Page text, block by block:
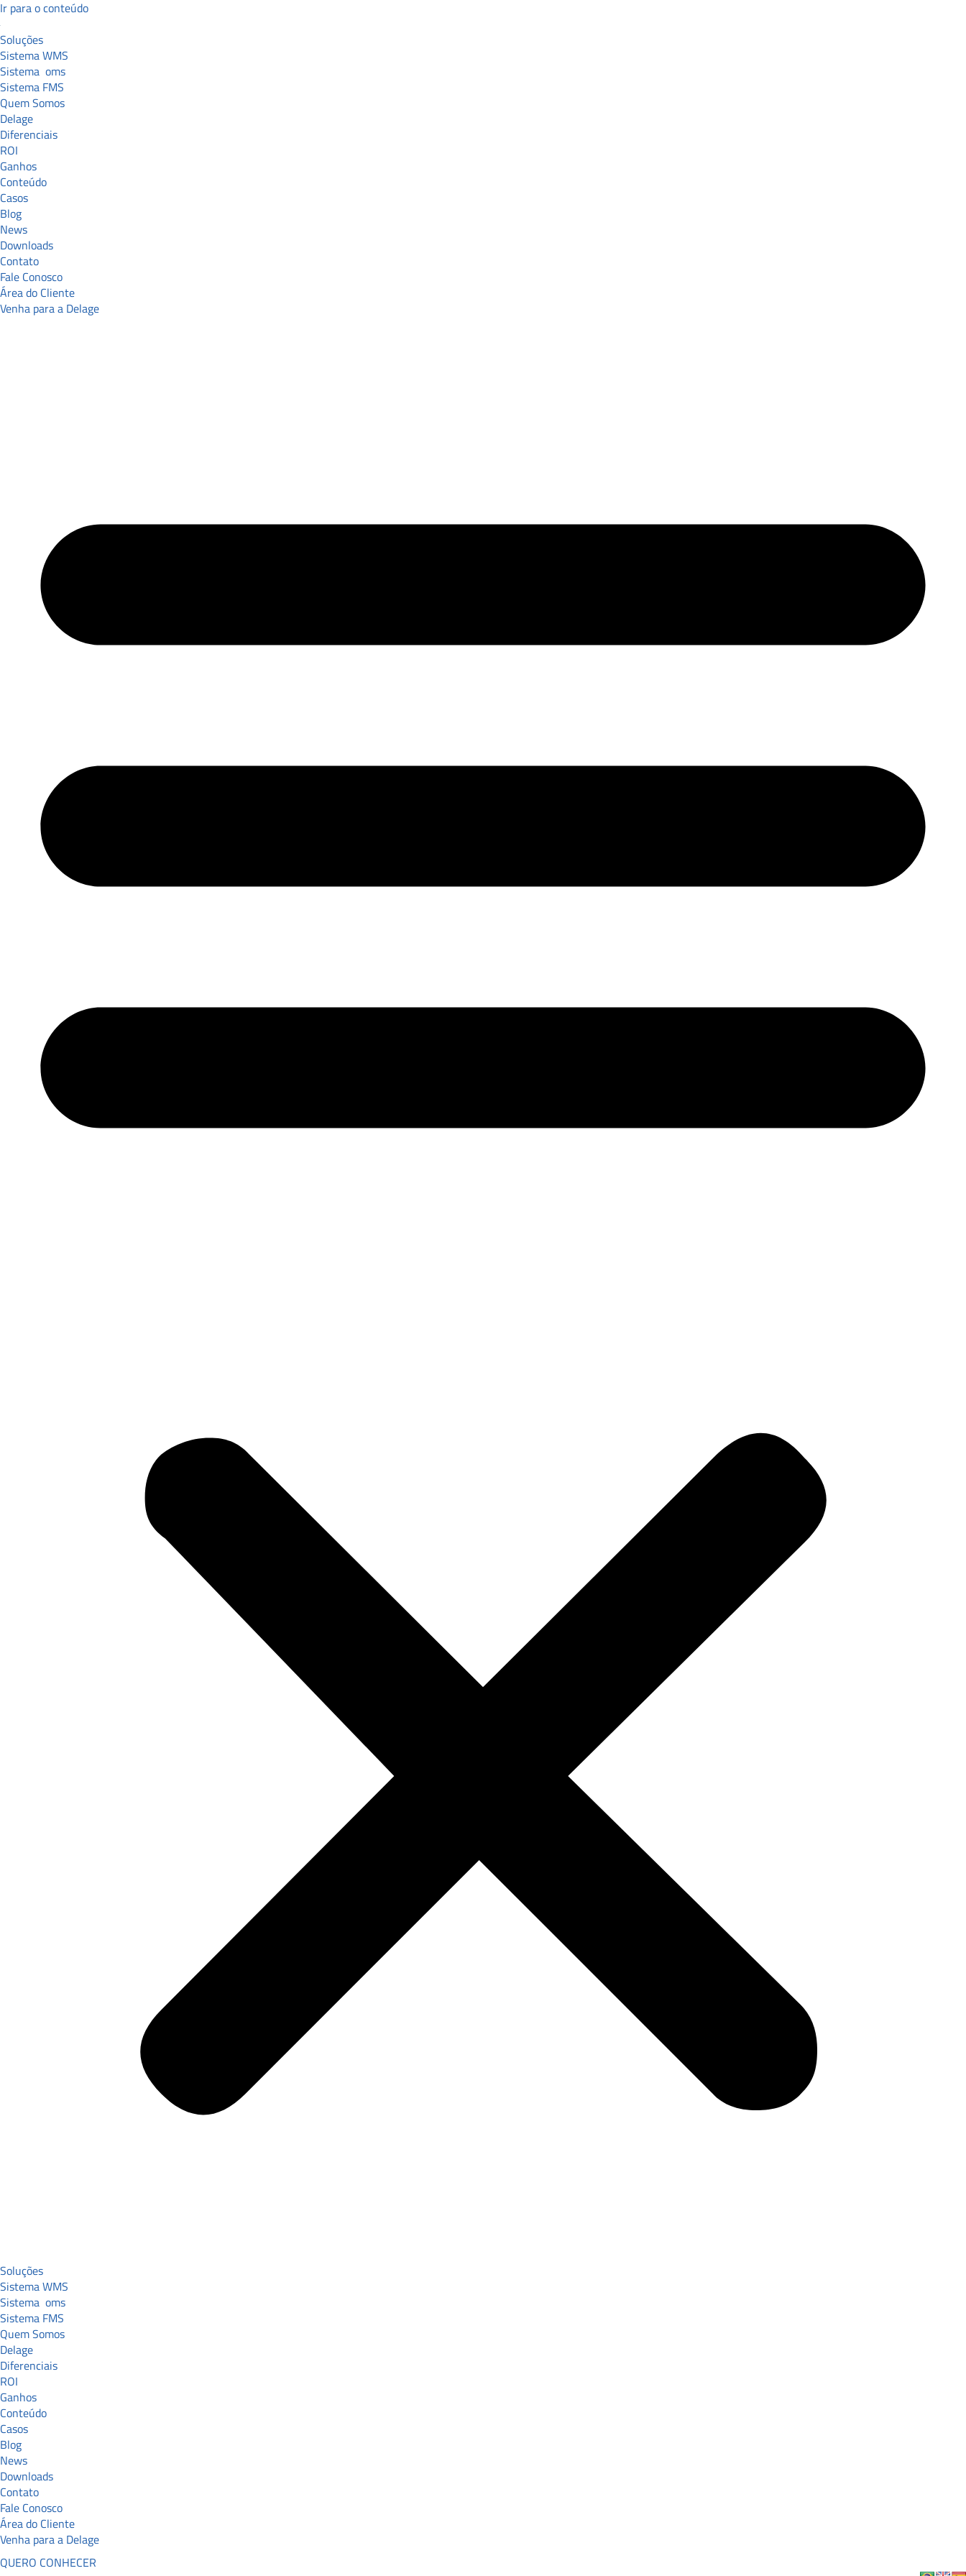
Ir para o conteúdo
Soluções
Sistema WMS
Sistema oms
Sistema FMS
Quem Somos
Delage
Diferenciais
ROI
Ganhos
Conteúdo
Casos
Blog
News
Downloads
Contato
Fale Conosco
Área do Cliente
Venha para a Delage
Soluções
Sistema WMS
Sistema oms
Sistema FMS
Quem Somos
Delage
Diferenciais
ROI
Ganhos
Conteúdo
Casos
Blog
News
Downloads
Contato
Fale Conosco
Área do Cliente
Venha para a Delage
QUERO CONHECER